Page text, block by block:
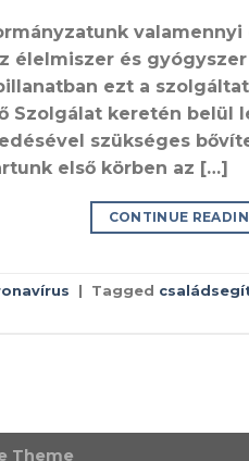
élelmiszer és
ezt a
Szolgálat keretén belül
szükséges
első körben az […]
CONTINUE
Tagged
Theme